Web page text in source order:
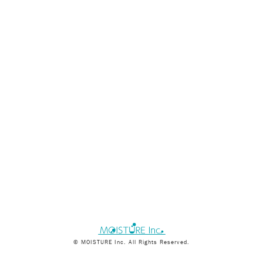
© MOISTURE Inc. All Rights Reserved.